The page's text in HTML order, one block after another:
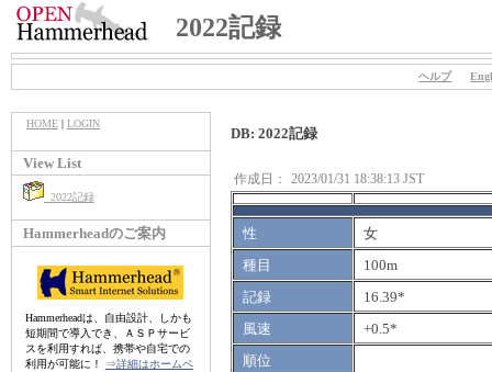
2022記録
ヘルプ
HOME| LOGIN
View List
2022記録
Hammerheadのご案内
Hammerheadは、自由設計、しかも
短期間で導入でき、ＡＳＰサービ
スを利用すれば、携帯や自宅での
利用が可能に！
⇒詳細はホームペ
DB: 2022記録
作成日： 2023/01/31 18:38:13 JST
性
女
種目
100m
記録
16.39*
風速
+0.5*
順位